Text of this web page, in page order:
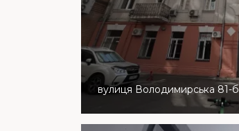
вулиця Володимирська 81-б